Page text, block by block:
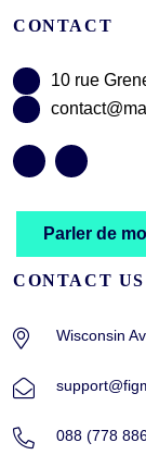
CONTACT
10 rue
Parler de
CONTACT US
Wisconsin
088 (778